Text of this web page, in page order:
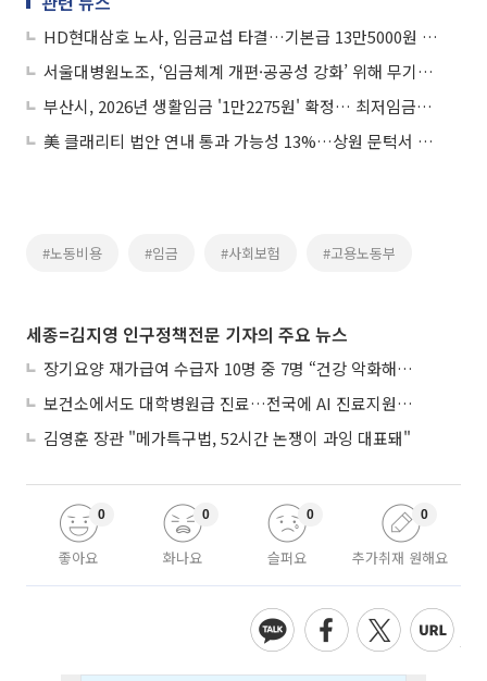
HD현대삼호 노사, 임금교섭 타결…기본급 13만5000원 인상
서울대병원노조, ‘임금체계 개편·공공성 강화’ 위해 무기한 파업 돌입
부산시, 2026년 생활임금 '1만2275원' 확정… 최저임금보다 월 40만원 더
美 클래리티 법안 연내 통과 가능성 13%…상원 문턱서 제동
#노동비용 #임금 #사회보험 #고용노동부
세종=김지영 인구정책전문 기자의 주요 뉴스
장기요양 재가급여 수급자 10명 중 7명 “건강 악화해도 집에서”
보건소에서도 대학병원급 진료…전국에 AI 진료지원도구 보급
김영훈 장관 "메가특구법, 52시간 논쟁이 과잉 대표돼"
좋아요
0
화나요
0
슬퍼요
0
추가취재 원해요
0